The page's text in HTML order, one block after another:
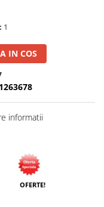
1
IN COS
informatii
OFERTE!